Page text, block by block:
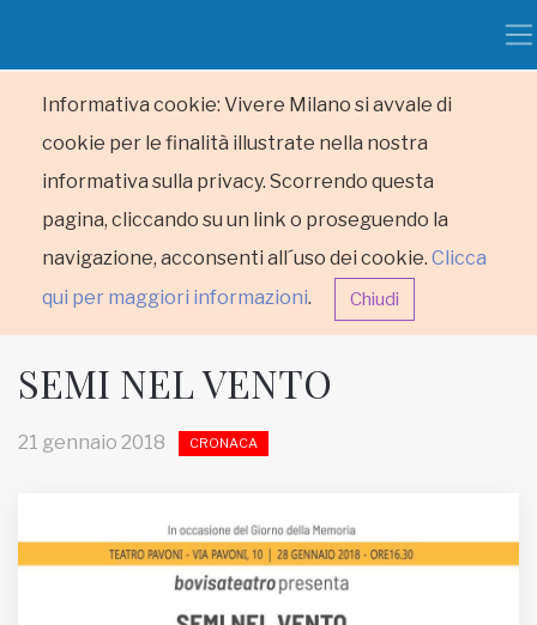
Informativa cookie: Vivere Milano si avvale di
cookie per le finalità illustrate nella nostra
informativa sulla privacy. Scorrendo questa
pagina, cliccando su un link o proseguendo la
navigazione, acconsenti all´uso dei cookie. Clicca
qui per maggiori informazioni. Chiudi
SEMI NEL VENTO
21 gennaio 2018 CRONACA